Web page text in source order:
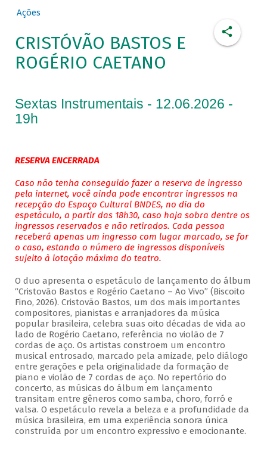
Ações
CRISTÓVÃO BASTOS E
ROGÉRIO CAETANO
Sextas Instrumentais - 12.06.2026 -
19h
RESERVA ENCERRADA
Caso não tenha conseguido fazer a reserva de ingresso
pela internet, você ainda pode encontrar ingressos na
recepção do Espaço Cultural BNDES, no dia do
espetáculo, a partir das 18h30, caso haja sobra dentre os
ingressos reservados e não retirados. Cada pessoa
receberá apenas um ingresso com lugar marcado, se for
o caso, estando o número de ingressos disponíveis
sujeito à lotação máxima do teatro.
O duo apresenta o espetáculo de lançamento do álbum
“Cristovão Bastos e Rogério Caetano – Ao Vivo” (Biscoito
Fino, 2026). Cristovão Bastos, um dos mais importantes
compositores, pianistas e arranjadores da música
popular brasileira, celebra suas oito décadas de vida ao
lado de Rogério Caetano, referência no violão de 7
cordas de aço. Os artistas constroem um encontro
musical entrosado, marcado pela amizade, pelo diálogo
entre gerações e pela originalidade da formação de
piano e violão de 7 cordas de aço. No repertório do
concerto, as músicas do álbum em lançamento
transitam entre gêneros como samba, choro, forró e
valsa. O espetáculo revela a beleza e a profundidade da
música brasileira, em uma experiência sonora única
construída por um encontro expressivo e emocionante.